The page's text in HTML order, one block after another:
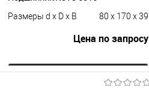
Размеры d x D x B
80 x 170 x 39
Цена по запросу
Запросить цену